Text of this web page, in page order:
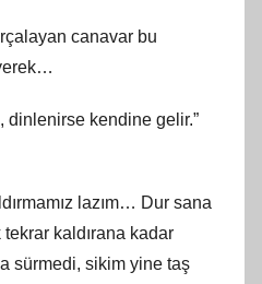
canavar bu
dinlenirse kendine gelir.”
lazım… Dur sana
tekrar kaldırana kadar
sürmedi, sikim yine taş